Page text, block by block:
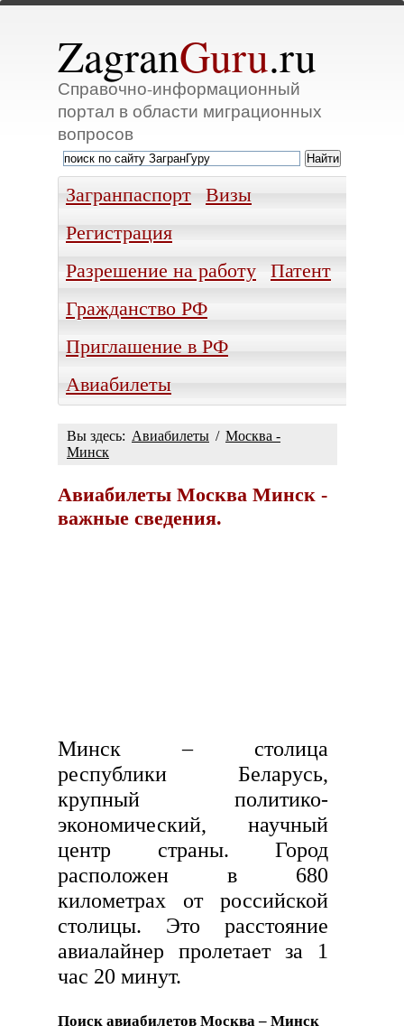
ZagranGuru.ru
Справочно-информационный
портал в области миграционных
вопросов
Загранпаспорт
Визы
Регистрация
Разрешение на работу
Патент
Гражданство РФ
Приглашение в РФ
Авиабилеты
Вы здесь: Авиабилеты / Москва -
Минск
Авиабилеты Москва Минск -
важные сведения.
Минск – столица
республики Беларусь,
крупный политико-
экономический, научный
центр страны. Город
расположен в 680
километрах от российской
столицы. Это расстояние
авиалайнер пролетает за 1
час 20 минут.
Поиск авиабилетов Москва – Минск